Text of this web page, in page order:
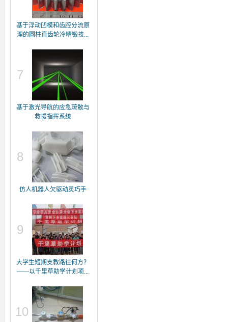
基于浮动凹模和齿腔分流原
理的圆柱直齿轮冷精锻技...
7
基于激光导航的应急疏散与
救援指挥系统
8
仿人机器人欠驱动灵巧手
9
大学生短期支教路往何方？
——以千里草助学计划项...
10